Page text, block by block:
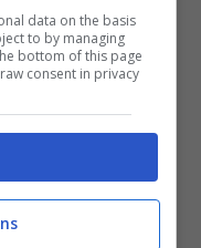
data on the basis
to by managing
bottom of this page
consent in privacy